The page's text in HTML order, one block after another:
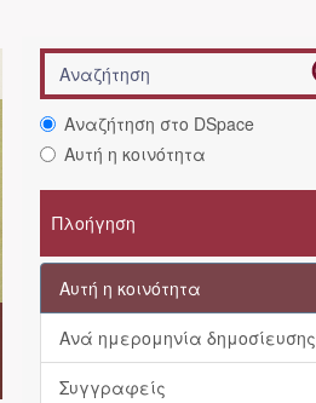
Αναζήτηση στο DSpace
Αυτή η κοινότητα
Πλοήγηση
Αυτή η κοινότητα
Ανά ημερομηνία δημοσίευσης
Συγγραφείς